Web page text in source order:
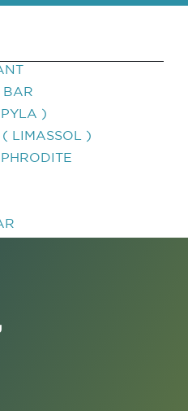
BAR
)
LIMASSOL )